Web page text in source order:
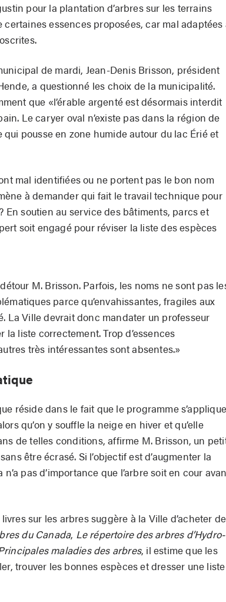
pour la plantation d’arbres sur les terrains
essences proposées, car mal adaptées
de mardi, Jean-Denis Brisson, président
a questionné les choix de la municipalité.
que «l’érable argenté est désormais interdit
Le caryer oval n’existe pas dans la région de
pousse en zone humide autour du lac Érié et
mal identifiées ou ne portent pas le bon nom
à demander qui fait le travail technique pour
En soutien au service des bâtiments, parcs et
soit engagé pour réviser la liste des espèces
M. Brisson. Parfois, les noms ne sont pas
parce qu’envahissantes, fragiles aux
La Ville devrait donc mandater un professeur
liste correctement. Trop d’essences
très intéressantes sont absentes.»
réside dans le fait que le programme s’applique
qu’on y souffle la neige en hiver et qu’elle
de telles conditions, affirme M. Brisson, un
être écrasé. Si l’objectif est d’augmenter la
pas d’importance que l’arbre soit en cour
sur les arbres suggère à la Ville d’acheter
du Canada, Le répertoire des arbres d’Hydro-
maladies des arbres, il estime que les
trouver les bonnes espèces et dresser une liste